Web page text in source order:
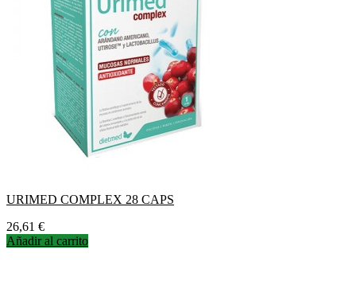
URIMED COMPLEX 28 CAPS
Precio
26,61 €
Añadir al carrito